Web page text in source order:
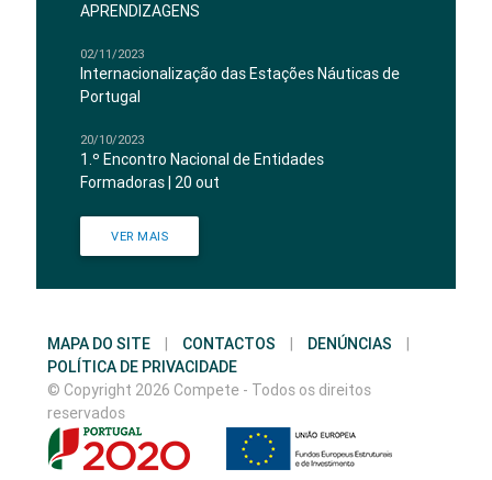
APRENDIZAGENS
02/11/2023
Internacionalização das Estações Náuticas de
Portugal
20/10/2023
1.º Encontro Nacional de Entidades
Formadoras | 20 out
VER MAIS
MAPA DO SITE CONTACTOS DENÚNCIAS
POLÍTICA DE PRIVACIDADE
© Copyright 2026 Compete - Todos os direitos
reservados